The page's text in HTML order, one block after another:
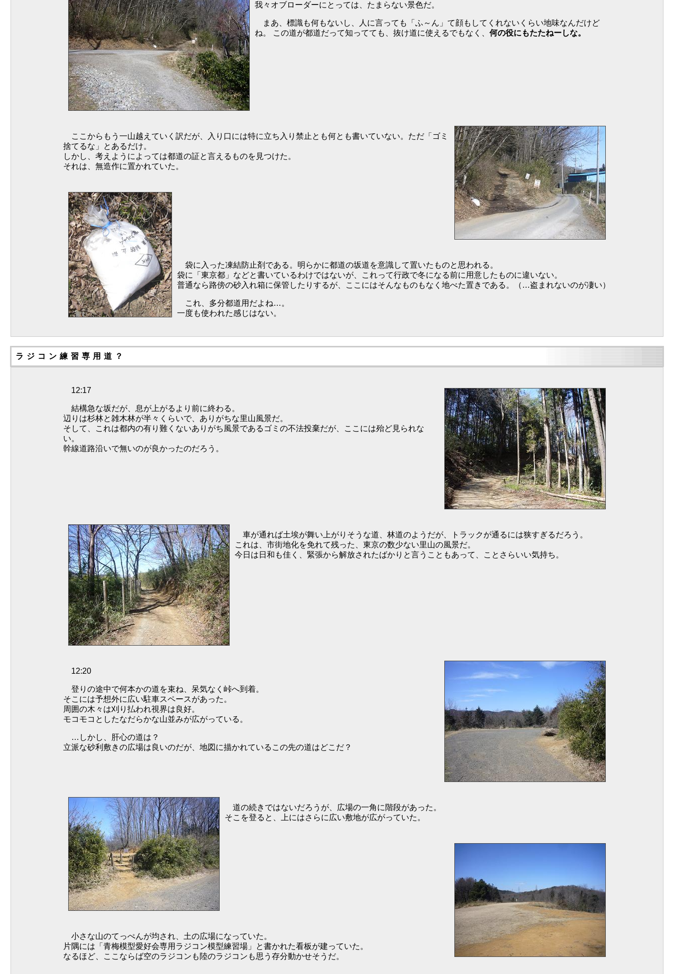
我々オブローダーにとっては、たまらない景色だ。
まあ、標識も何もないし、人に言っても「ふ～ん」て顔もしてくれないくらい地味なんだけど
ね。 この道が都道だって知ってても、抜け道に使えるでもなく、 何の役にもたたねーしな。
ここからもう一山越えていく訳だが、入り口には特に立ち入り禁止とも何とも書いていない。ただ「ゴミ
捨てるな」とあるだけ。
しかし、考えようによっては都道の証と言えるものを見つけた。
それは、無造作に置かれていた。
袋に入った凍結防止剤である。明らかに都道の坂道を意識して置いたものと思われる。
袋に「東京都」などと書いているわけではないが、これって行政で冬になる前に用意したものに違いない。
普通なら路傍の砂入れ箱に保管したりするが、ここにはそんなものもなく地べた置きである。（…盗まれないのが凄い）
これ、多分都道用だよね…。
一度も使われた感じはない。
ラジコン練習専用道？
12:17
結構急な坂だが、息が上がるより前に終わる。
辺りは杉林と雑木林が半々くらいで、ありがちな里山風景だ。
そして、これは都内の有り難くないありがち風景であるゴミの不法投棄だが、ここには殆ど見られな
い。
幹線道路沿いで無いのが良かったのだろう。
車が通れば土埃が舞い上がりそうな道、林道のようだが、トラックが通るには狭すぎるだろう。
これは、市街地化を免れて残った、東京の数少ない里山の風景だ。
今日は日和も佳く、緊張から解放されたばかりと言うこともあって、ことさらいい気持ち。
12:20
登りの途中で何本かの道を束ね、呆気なく峠へ到着。
そこには予想外に広い駐車スペースがあった。
周囲の木々は刈り払われ視界は良好。
モコモコとしたなだらかな山並みが広がっている。
…しかし、肝心の道は？
立派な砂利敷きの広場は良いのだが、地図に描かれているこの先の道はどこだ？
道の続きではないだろうが、広場の一角に階段があった。
そこを登ると、上にはさらに広い敷地が広がっていた。
小さな山のてっぺんが均され、土の広場になっていた。
片隅には「青梅模型愛好会専用ラジコン模型練習場」と書かれた看板が建っていた。
なるほど、ここならば空のラジコンも陸のラジコンも思う存分動かせそうだ。